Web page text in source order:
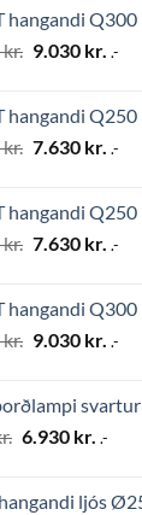
24.500 kr..
hangandi
kr. Original
12.900 kr..
9.030 kr. .-
hangandi
kr. Original
10.900 kr..
7.630 kr. .-
hangandi
kr. Original
10.900 kr..
7.630 kr. .-
hangandi
kr. Original
12.900 kr..
9.030 kr. .-
svartur
Original
9.900 kr..
6.930 kr. .-
ljós